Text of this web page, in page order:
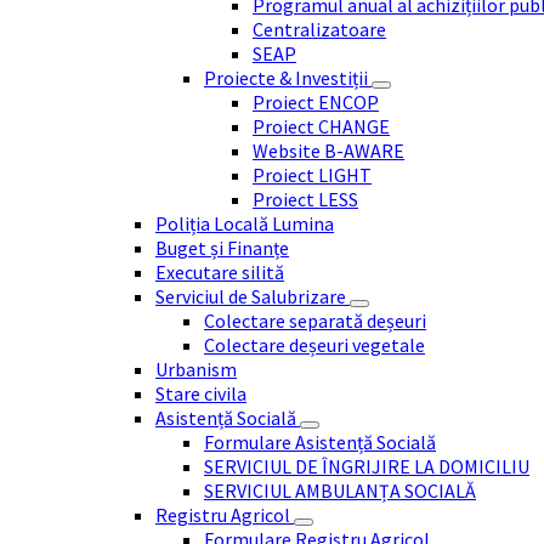
Programul anual al achizițiilor
Centralizatoare
SEAP
Proiecte & Investiții
Proiect ENCOP
Proiect CHANGE
Website B-AWARE
Proiect LIGHT
Proiect LESS
Poliția Locală Lumina
Buget și Finanțe
Executare silită
Serviciul de Salubrizare
Colectare separată deșeuri
Colectare deșeuri vegetale
Urbanism
Stare civila
Asistență Socială
Formulare Asistență Socială
SERVICIUL DE ÎNGRIJIRE LA DOMICILIU
SERVICIUL AMBULANȚA SOCIALĂ
Registru Agricol
Formulare Registru Agricol